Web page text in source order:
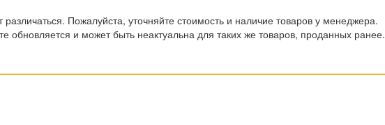
Пожалуйста, уточняйте стоимость и наличие товаров у менеджера.
обновляется и может быть неактуальна для таких же товаров, проданных ранее.